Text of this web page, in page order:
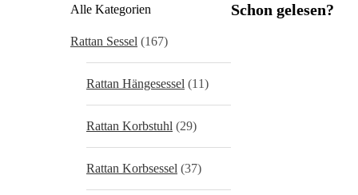
Alle Kategorien
Rattan Sessel (167)
Rattan Hängesessel (11)
Rattan Korbstuhl (29)
Rattan Korbsessel (37)
Schon gelesen?